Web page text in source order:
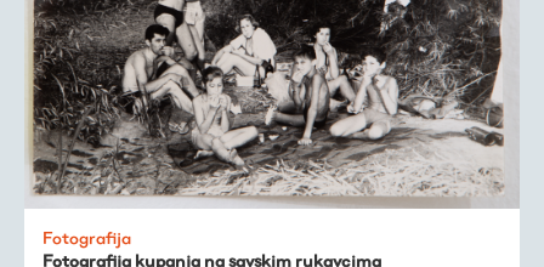
Fotografija
Fotografija kupanja na savskim rukavcima